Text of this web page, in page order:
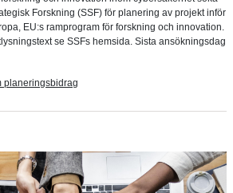
Forskning (SSF) för planering av projekt inför
EU:s ramprogram för forskning och innovation.
se SSFs hemsida. Sista ansökningsdag
planeringsbidrag